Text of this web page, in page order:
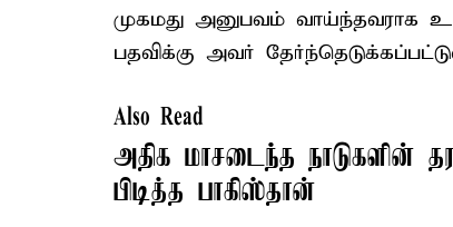
முகமது அனுபவம் வாய்ந்தவராக
பதவிக்கு அவர்
Also Read
அதிக மாசடைந்த நாடுகளின்
பிடித்த பாகிஸ்தான்